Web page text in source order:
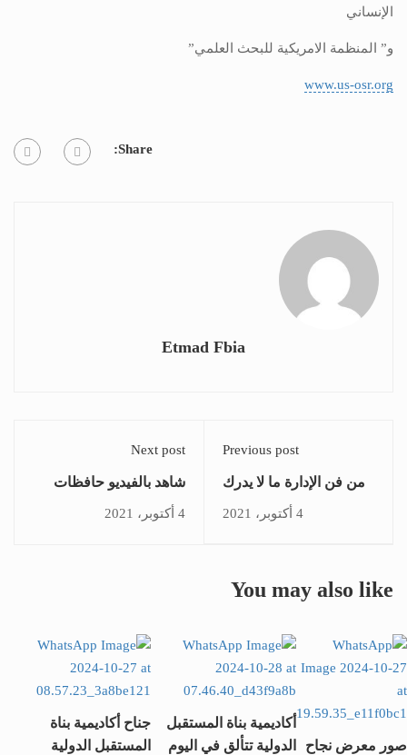
الإنساني
و” المنظمة الامريكية للبحث العلمي”
www.us-osr.org
Share:
Etmad Fbia
Previous post
من فن الإدارة ما لا يدرك
بالخبرة لا يترك بالاخلاق
4 أكتوبر، 2021
Next post
شاهد بالفيديو حافظات
القران بالمملكة المغربية
4 أكتوبر، 2021
You may also like
صور معرض نجاح
أكاديمية بناة المستقبل
الدولية تتألق في اليوم
جناح أكاديمية بناة
المستقبل الدولية